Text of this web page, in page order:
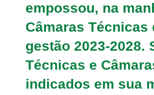
empossou, na
Câmaras
gestão 2023-2028.
Técnicas e
indicados em sua